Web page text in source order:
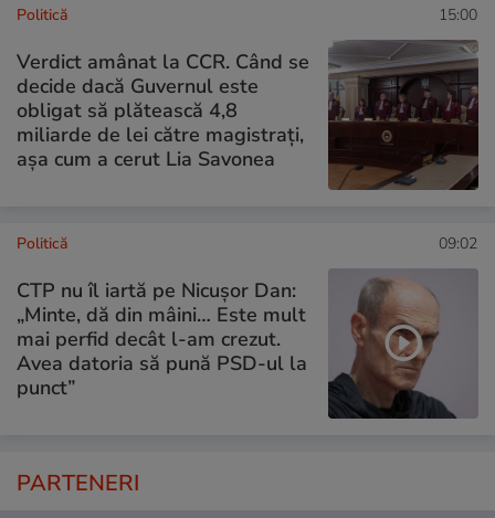
Politică 15:00
Verdict amânat la CCR. Când se
decide dacă Guvernul este
obligat să plătească 4,8
miliarde de lei către magistrați,
așa cum a cerut Lia Savonea
Politică 09:02
CTP nu îl iartă pe Nicușor Dan:
„Minte, dă din mâini… Este mult
mai perfid decât l-am crezut.
Avea datoria să pună PSD-ul la
punct”
PARTENERI